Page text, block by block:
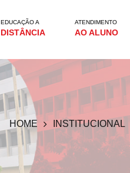
EDUCAÇÃO A
DISTÂNCIA
ATENDIMENTO
AO ALUNO
HOME INSTITUCIONAL